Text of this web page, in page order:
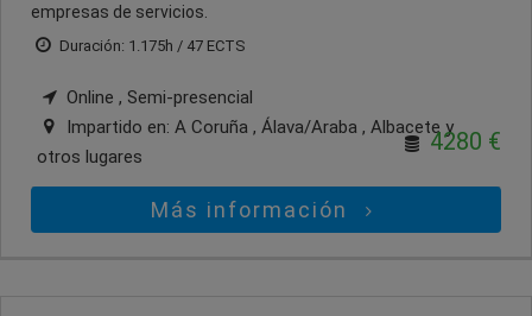
empresas de servicios.
Duración: 1.175h / 47 ECTS
Online , Semi-presencial
Impartido en: A Coruña , Álava/Araba , Albacete y
otros lugares
4280 €
Más información